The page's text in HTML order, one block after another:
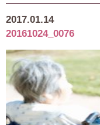
2017.01.14
20161024_0076